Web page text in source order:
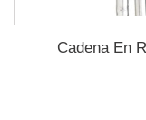
Cadena En